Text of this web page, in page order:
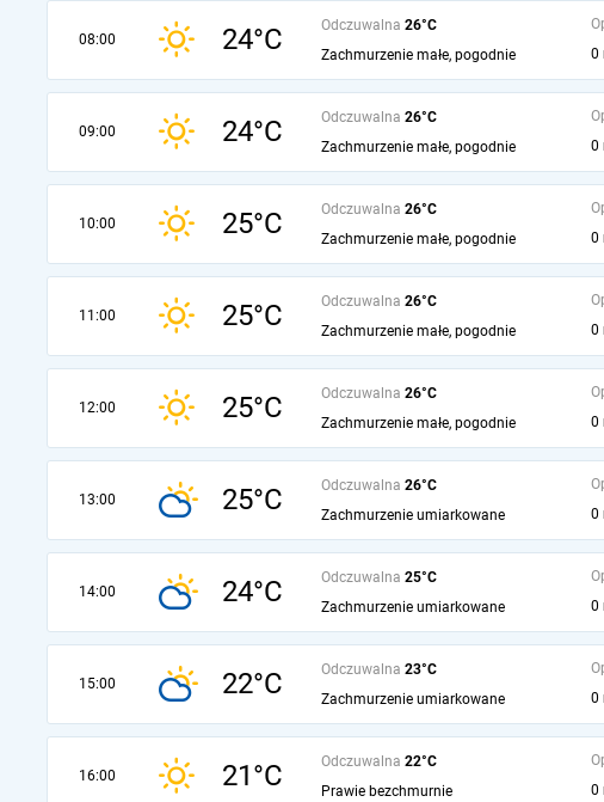
08:00 24°C Odczuwalna 26°C
Zachmurzenie małe, pogodnie
0
09:00 24°C Odczuwalna 26°C
Zachmurzenie małe, pogodnie
0
10:00 25°C Odczuwalna 26°C
Zachmurzenie małe, pogodnie
0
11:00 25°C Odczuwalna 26°C
Zachmurzenie małe, pogodnie
0
12:00 25°C Odczuwalna 26°C
Zachmurzenie małe, pogodnie
0
13:00 25°C Odczuwalna 26°C
Zachmurzenie umiarkowane
0
14:00 24°C Odczuwalna 25°C
Zachmurzenie umiarkowane
0
15:00 22°C Odczuwalna 23°C
Zachmurzenie umiarkowane
0
16:00 21°C Odczuwalna 22°C
Prawie bezchmurnie
0